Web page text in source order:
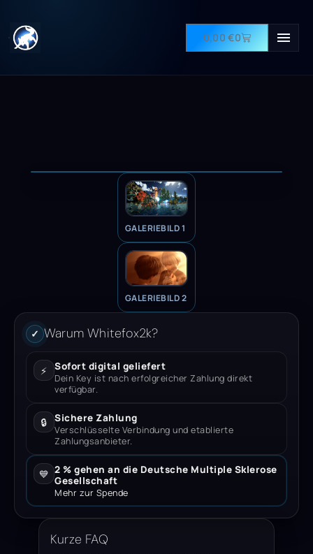
0,00€0
GALERIEBILD 1
GALERIEBILD 2
✓ Warum Whitefox2k?
⚡ Sofort digital geliefert
Dein Key ist nach erfolgreicher Zahlung direkt
verfügbar.
🔒 Sichere Zahlung
Verschlüsselte Verbindung und etablierte
Zahlungsanbieter.
💙 2 % gehen an die Deutsche Multiple Sklerose
Gesellschaft
Mehr zur Spende
Kurze FAQ